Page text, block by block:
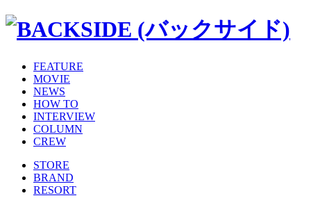
FEATURE
MOVIE
NEWS
HOW TO
INTERVIEW
COLUMN
CREW
STORE
BRAND
RESORT